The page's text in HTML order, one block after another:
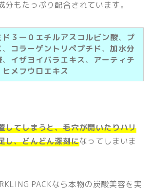
分もたっぷり配合されています。
３ー０エチルアスコルビン酸、 プ
、 コラーゲントリペプチド、加水分
、 イザヨイバラエキス、 アーティチ
ヒメフウロエキス
してしまうと、毛穴が開いたりハリ
し、どんどん深刻になってしまいま
PACKなら本物の炭酸美容を実